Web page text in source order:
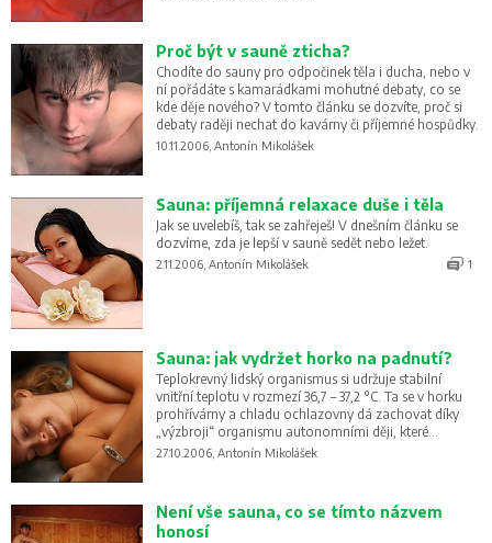
Proč být v sauně zticha?
Chodíte do sauny pro odpočinek těla i ducha, nebo v
ní pořádáte s kamarádkami mohutné debaty, co se
kde děje nového? V tomto článku se dozvíte, proč si
debaty raději nechat do kavárny či příjemné hospůdky.
10.11.2006, Antonín Mikolášek
Sauna: příjemná relaxace duše i těla
Jak se uvelebíš, tak se zahřeješ! V dnešním článku se
dozvíme, zda je lepší v sauně sedět nebo ležet.
2.11.2006, Antonín Mikolášek 1
Sauna: jak vydržet horko na padnutí?
Teplokrevný lidský organismus si udržuje stabilní
vnitřní teplotu v rozmezí 36,7 – 37,2 °C. Ta se v horku
prohřívárny a chladu ochlazovny dá zachovat díky
„výzbroji“ organismu autonomními ději, které
podivuhodně dokáží regulovat teplotní poměry těla.
27.10.2006, Antonín Mikolášek
Není vše sauna, co se tímto názvem
honosí